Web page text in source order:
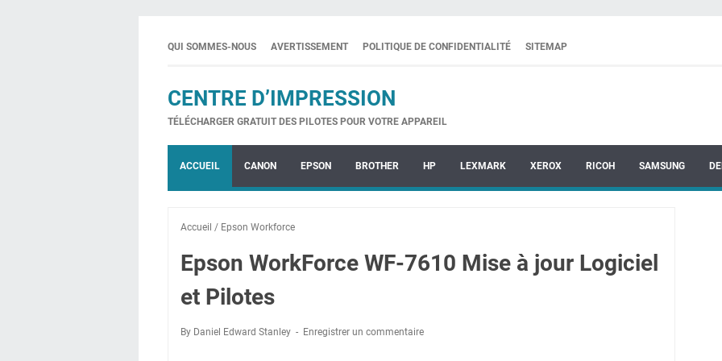
QUI SOMMES-NOUS AVERTISSEMENT POLITIQUE DE CONFIDENTIALITÉ SITEMAP
CENTRE D’IMPRESSION
TÉLÉCHARGER GRATUIT DES PILOTES POUR VOTRE APPAREIL
ACCUEIL CANON EPSON BROTHER HP LEXMARK XEROX RICOH SAMSUNG
Accueil / Epson Workforce
Epson WorkForce WF-7610 Mise à jour Logiciel
et Pilotes
By Daniel Edward Stanley Enregistrer un commentaire